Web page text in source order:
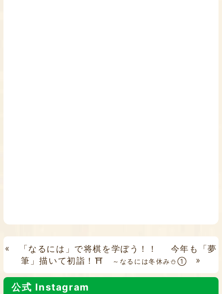
« 「なるには」で将棋を学ぼう！！
今年も「夢
筆」描いて初詣！⛩
～なるには冬休み⛄① »
公式 Instagram